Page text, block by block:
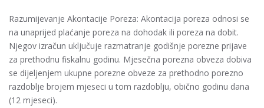
Razumijevanje Akontacije Poreza: Akontacija poreza odnosi se
na unaprijed plaćanje poreza na dohodak ili poreza na dobit.
Njegov izračun uključuje razmatranje godišnje porezne prijave
za prethodnu fiskalnu godinu. Mjesečna porezna obveza dobiva
se dijeljenjem ukupne porezne obveze za prethodno porezno
razdoblje brojem mjeseci u tom razdoblju, obično godinu dana
(12 mjeseci).